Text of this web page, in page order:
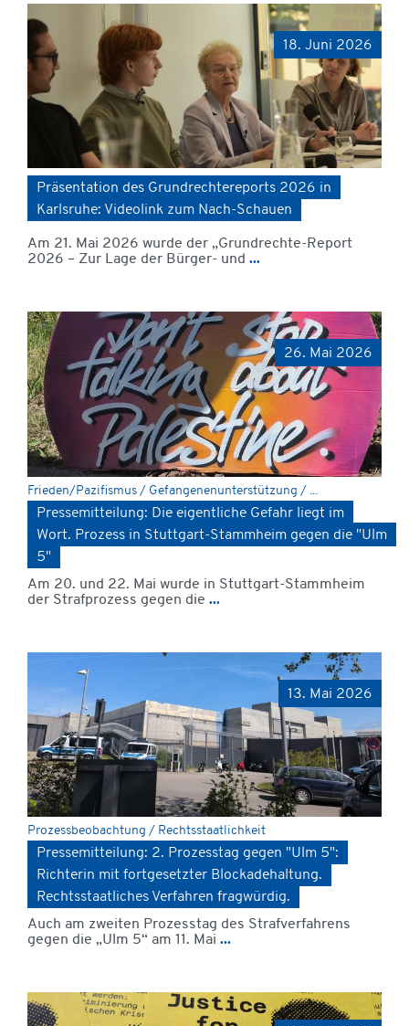
18. Juni 2026
Präsentation des Grundrechtereports 2026 in
Karlsruhe: Videolink zum Nach-Schauen
Am 21. Mai 2026 wurde der „Grundrechte-Report
2026 – Zur Lage der Bürger- und ...
26. Mai 2026
Frieden/Pazifismus / Gefangenenunterstützung / ...
Pressemitteilung: Die eigentliche Gefahr liegt im
Wort. Prozess in Stuttgart-Stammheim gegen die "Ulm
5"
Am 20. und 22. Mai wurde in Stuttgart-Stammheim
der Strafprozess gegen die ...
13. Mai 2026
Prozessbeobachtung / Rechtsstaatlichkeit
Pressemitteilung: 2. Prozesstag gegen "Ulm 5":
Richterin mit fortgesetzter Blockadehaltung.
Rechtsstaatliches Verfahren fragwürdig.
Auch am zweiten Prozesstag des Strafverfahrens
gegen die „Ulm 5“ am 11. Mai ...